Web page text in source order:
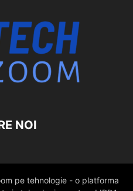
NOI
pe tehnologie - o platforma